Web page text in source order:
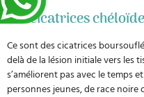
Les cicatrices
Ce sont des cicatrices
delà de la lésion initiale vers les
s’améliorent pas avec le temps
personnes jeunes, de race noire